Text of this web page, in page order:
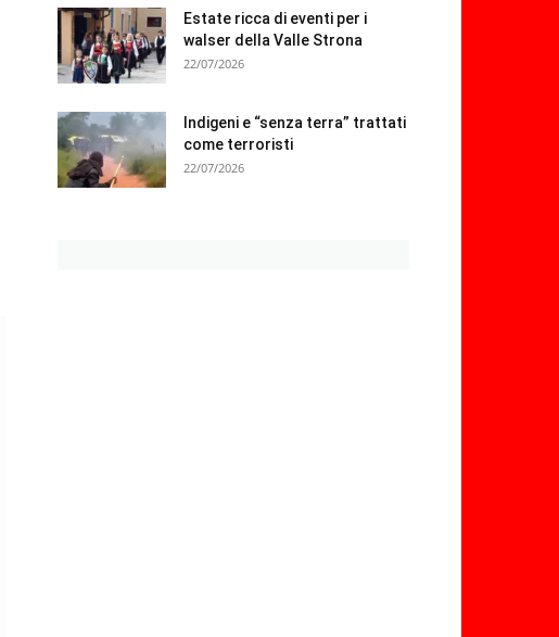
Estate ricca di eventi per i
walser della Valle Strona
22/07/2026
Indigeni e “senza terra” trattati
come terroristi
22/07/2026